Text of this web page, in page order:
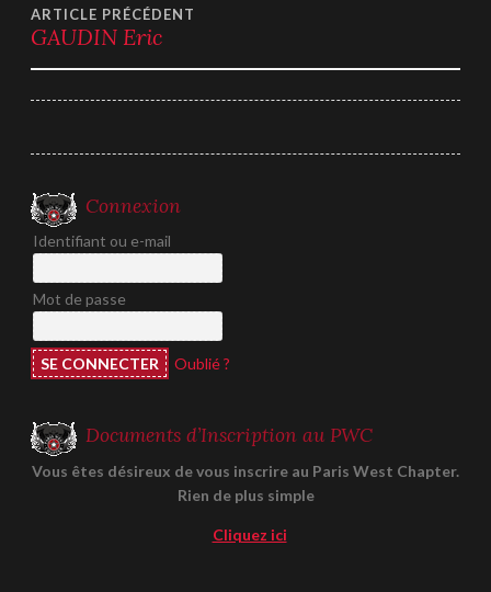
Navigation
de
ARTICLE PRÉCÉDENT
GAUDIN Eric
Connexion
Identifiant ou e-mail
Mot de passe
Oublié ?
Documents d’Inscription au PWC
Vous êtes désireux de vous inscrire au Paris West Chapter.
Rien de plus simple
Cliquez ici